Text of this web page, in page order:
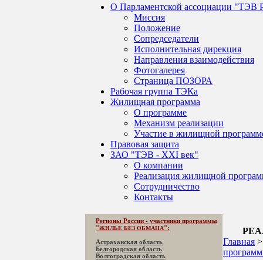
О Парламентской ассоциации "ТЭВ
Миссия
Положение
Сопредседатели
Исполнительная дирекция
Направления взаимодействия
Фотогалерея
Страница ПОЗОРА
Рабочая группа ТЭКа
Жилищная программа
О программе
Механизм реализации
Участие в жилищной
Правовая защита
ЗАО "ТЭВ - XXI век"
О компании
Реализация жилищной
Сотрудничество
Контакты
Регионы России - участники программы
"ЖИЛЬЕ БЕЗ ОБМАНА":
Астраханская область
Белгородская область
Волгоградская область
Главная